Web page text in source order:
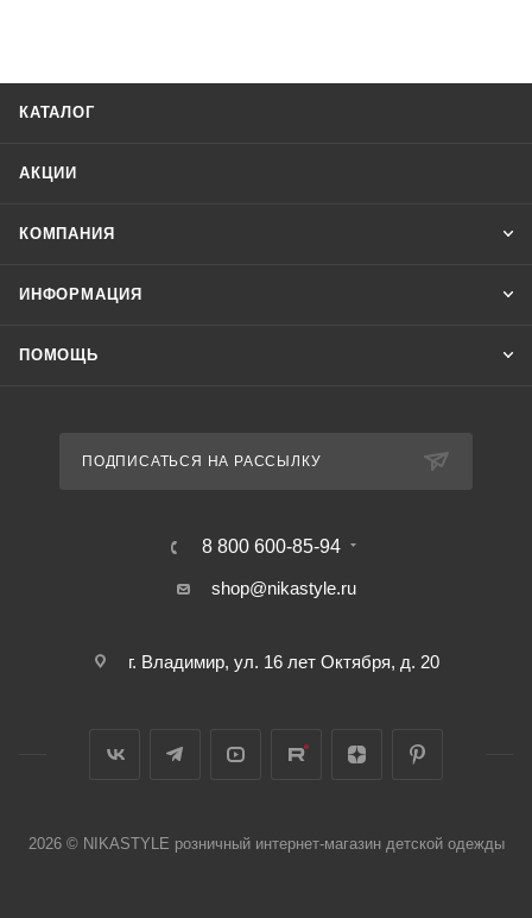
КАТАЛОГ
АКЦИИ
КОМПАНИЯ
ИНФОРМАЦИЯ
ПОМОЩЬ
ПОДПИСАТЬСЯ НА РАССЫЛКУ
8 800 600-85-94
shop@nikastyle.ru
г. Владимир, ул. 16 лет Октября, д. 20
2026 © NIKASTYLE розничный интернет-магазин детской одежды